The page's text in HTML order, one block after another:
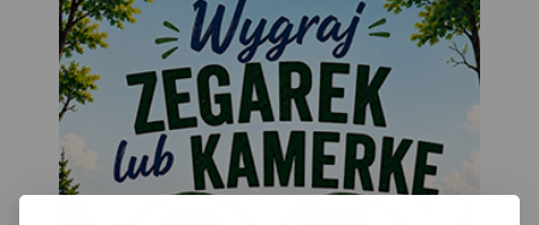
Gdańska oraz opis
ciekawych miejsc.
przydatne turyście. Podano
aktualne przebiegi szlaków
pieszych, rowerowych,
konnych, nordic walking i
konnych, łącznie z
kilometrażem.